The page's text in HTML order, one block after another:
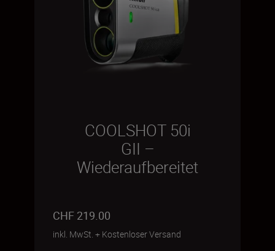
COOLSHOT 50i
GII –
Wiederaufbereitet
CHF 219.00
inkl. MwSt. + Kostenloser Versand